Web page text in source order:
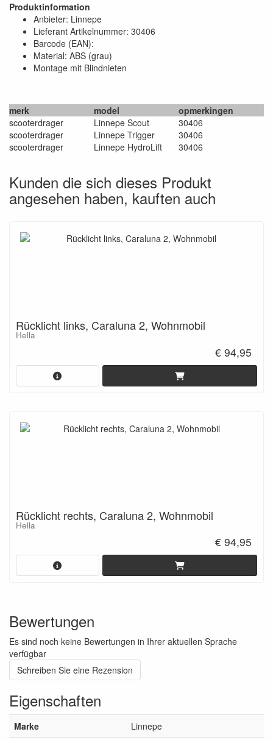
Produktinformation
Anbieter: Linnepe
Lieferant Artikelnummer: 30406
Barcode (EAN):
Material: ABS (grau)
Montage mit Blindnieten
merk model
opmerkingen
scooterdrager
Linnepe Scout
30406
scooterdrager
Linnepe Trigger
30406
scooterdrager
Linnepe HydroLift 30406
Kunden die sich dieses Produkt
angesehen haben, kauften auch
Rücklicht links, Caraluna 2, Wohnmobil
Hella
€ 94,95
Rücklicht rechts, Caraluna 2, Wohnmobil
Hella
€ 94,95
Bewertungen
Es sind noch keine Bewertungen in Ihrer aktuellen Sprache
verfügbar
Schreiben Sie eine Rezension
Eigenschaften
Marke
Linnepe